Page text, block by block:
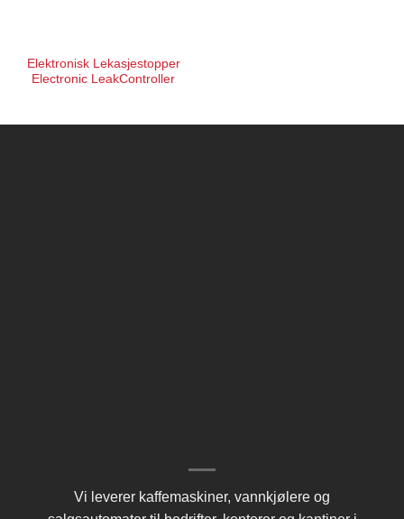
Elektronisk Lekasjestopper
Electronic LeakController
Vi leverer kaffemaskiner, vannkjølere og